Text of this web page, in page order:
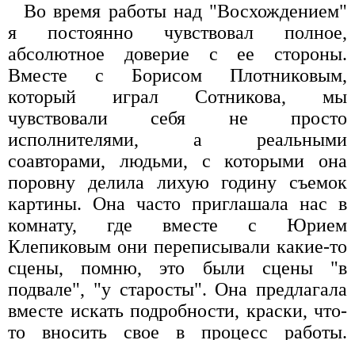
Во время работы над "Восхождением"
я постоянно чувствовал полное,
абсолютное доверие с ее стороны.
Вместе с Борисом Плотниковым,
который играл Сотникова, мы
чувствовали себя не просто
исполнителями, а реальными
соавторами, людьми, с которыми она
поровну делила лихую годину съемок
картины. Она часто приглашала нас в
комнату, где вместе с Юрием
Клепиковым они переписывали какие-то
сцены, помню, это были сцены "в
подвале", "у старосты". Она предлагала
вместе искать подробности, краски, что-
то вносить свое в процесс работы.